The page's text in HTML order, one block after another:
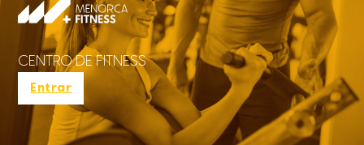
CENTRO DE FITNESS
Entrar